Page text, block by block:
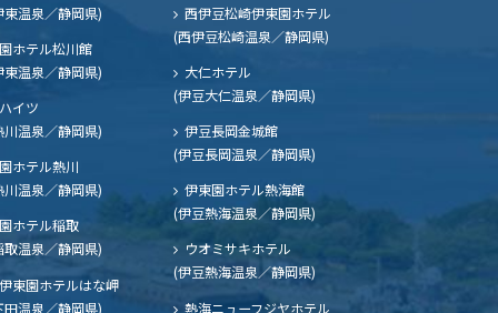
東温泉／静岡県)
ホテル松川館
東温泉／静岡県)
イツ
川温泉／静岡県)
ホテル熱川
川温泉／静岡県)
ホテル稲取
取温泉／静岡県)
東園ホテルはな岬
田温泉／静岡県)
西伊豆松崎伊東園ホテル
(西伊豆松崎温泉／静岡県)
大仁ホテル
(伊豆大仁温泉／静岡県)
伊豆長岡金城館
(伊豆長岡温泉／静岡県)
伊東園ホテル熱海館
(伊豆熱海温泉／静岡県)
ウオミサキホテル
(伊豆熱海温泉／静岡県)
熱海ニューフジヤホテル